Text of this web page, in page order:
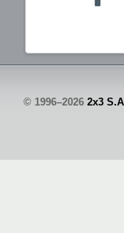
© 1996–2026 2x3